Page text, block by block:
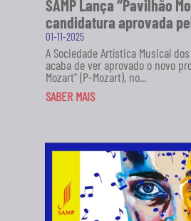
SAMP Lança “Pavilhão
candidatura aprovada
01-11-2025
A Sociedade Artística Musical dos
acaba de ver aprovado o novo
Mozart" (P-Mozart), no...
SABER MAIS